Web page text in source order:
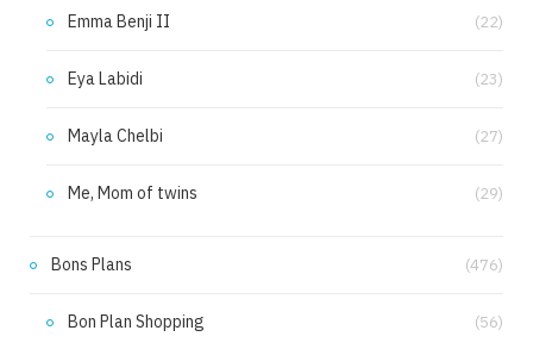
Emma Benji II (22)
Eya Labidi (23)
Mayla Chelbi (27)
Me, Mom of twins (29)
Bons Plans (476)
Bon Plan Shopping (56)